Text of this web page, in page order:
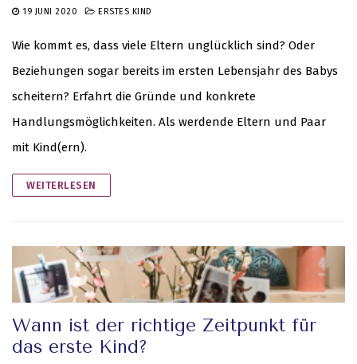
19 JUNI 2020 ERSTES KIND
Wie kommt es, dass viele Eltern unglücklich sind? Oder
Beziehungen sogar bereits im ersten Lebensjahr des Babys
scheitern? Erfahrt die Gründe und konkrete
Handlungsmöglichkeiten. Als werdende Eltern und Paar
mit Kind(ern).
WEITERLESEN
Wann ist der richtige Zeitpunkt für
das erste Kind?